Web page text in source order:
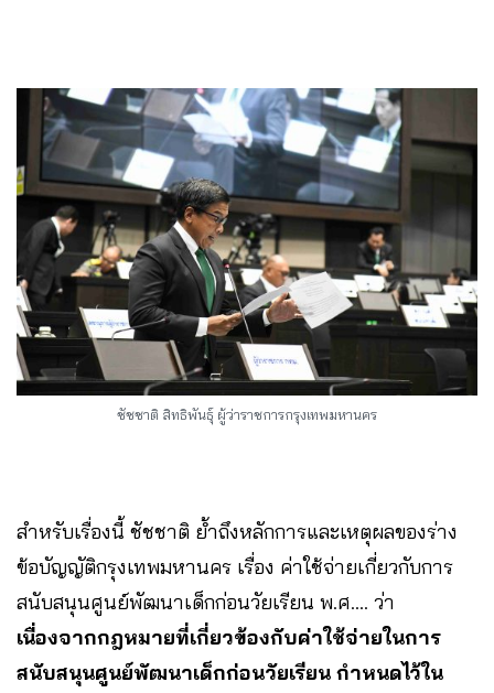
ชัชชาติ สิทธิพันธุ์ ผู้ว่าราชการกรุงเทพมหานคร
สำหรับเรื่องนี้ ชัชชาติ ย้ำถึงหลักการและเหตุผลของร่าง
ข้อบัญญัติกรุงเทพมหานคร เรื่อง ค่าใช้จ่ายเกี่ยวกับการ
สนับสนุนศูนย์พัฒนาเด็กก่อนวัยเรียน พ.ศ…. ว่า
เนื่องจากกฎหมายที่เกี่ยวข้องกับค่าใช้จ่ายในการ
สนับสนุนศูนย์พัฒนาเด็กก่อนวัยเรียน กำหนดไว้ใน